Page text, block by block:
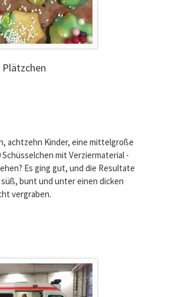
achtzehn Kinder, eine mittelgroße
Schüsselchen mit Verziermaterial -
Es ging gut, und die Resultate
bunt und unter einen dicken
vergraben.